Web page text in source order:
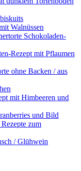
Walnüssen
Schokoladen-
Rezept mit Pflaumen
ohne Backen / aus
mit Himbeeren und
und Bild
zum
/ Glühwein